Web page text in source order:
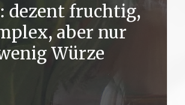
dezent fruchtig,
aber nur
Würze